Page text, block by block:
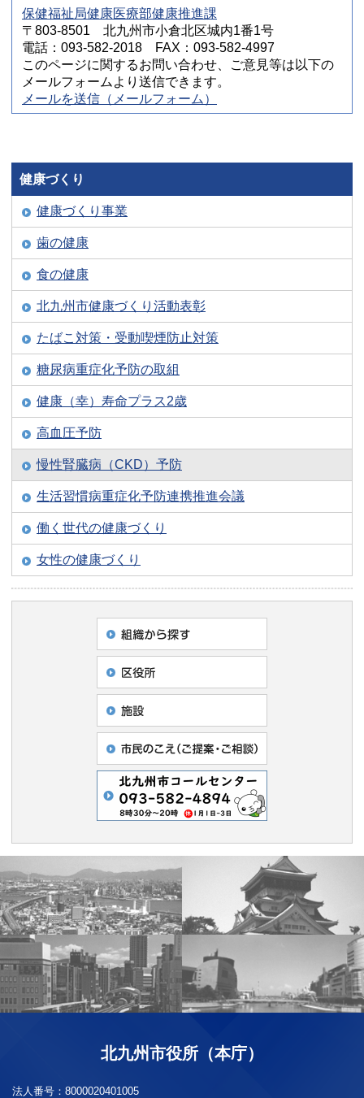
保健福祉局健康医療部健康推進課
〒803-8501 北九州市小倉北区城内1番1号
電話：093-582-2018 FAX：093-582-4997
このページに関するお問い合わせ、ご意見等は以下の
メールフォームより送信できます。
メールを送信（メールフォーム）
健康づくり
健康づくり事業
歯の健康
食の健康
北九州市健康づくり活動表彰
たばこ対策・受動喫煙防止対策
糖尿病重症化予防の取組
健康（幸）寿命プラス2歳
高血圧予防
慢性腎臓病（CKD）予防
生活習慣病重症化予防連携推進会議
働く世代の健康づくり
女性の健康づくり
北九州市役所（本庁）
法人番号： 8000020401005